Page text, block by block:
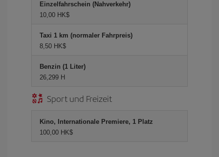
Einzelfahrschein (Nahverkehr)
10,00 HK$
Taxi 1 km (normaler Fahrpreis)
8,50 HK$
Benzin (1 Liter)
26,299 H
Sport und Freizeit
Kino, Internationale Premiere, 1 Platz
100,00 HK$